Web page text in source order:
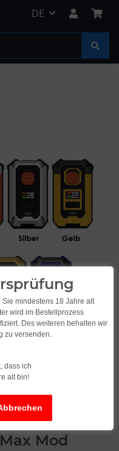
DE
Mod
mindestens 18 Jahre alt
wird im Bestellprozess
Des weiteren behalten wir
zu versenden.
dass ich
alt bin!